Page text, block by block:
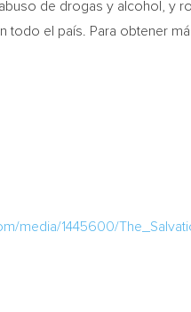
de drogas y alcohol, y
el país. Para obtener
media/1445600/